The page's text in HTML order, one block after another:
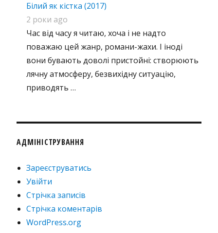
Білий як кістка (2017)
2 роки ago
Час від часу я читаю, хоча і не надто
поважаю цей жанр, романи-жахи. І іноді
вони бувають доволі пристойні: створюють
лячну атмосферу, безвихідну ситуацію,
приводять …
АДМІНІСТРУВАННЯ
Зареєструватись
Увійти
Стрічка записів
Стрічка коментарів
WordPress.org